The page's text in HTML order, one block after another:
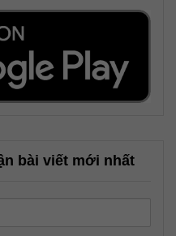
bài viết mới nhất